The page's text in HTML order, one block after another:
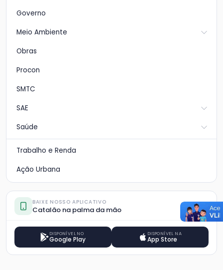
Governo
Meio Ambiente
Obras
Procon
SMTC
SAE
Saúde
Trabalho e Renda
Ação Urbana
BAIXE NOSSO APLICATIVO
Catalão na palma da mão
DISPONÍVEL NO
Google Play
DISPONÍVEL NA
App Store